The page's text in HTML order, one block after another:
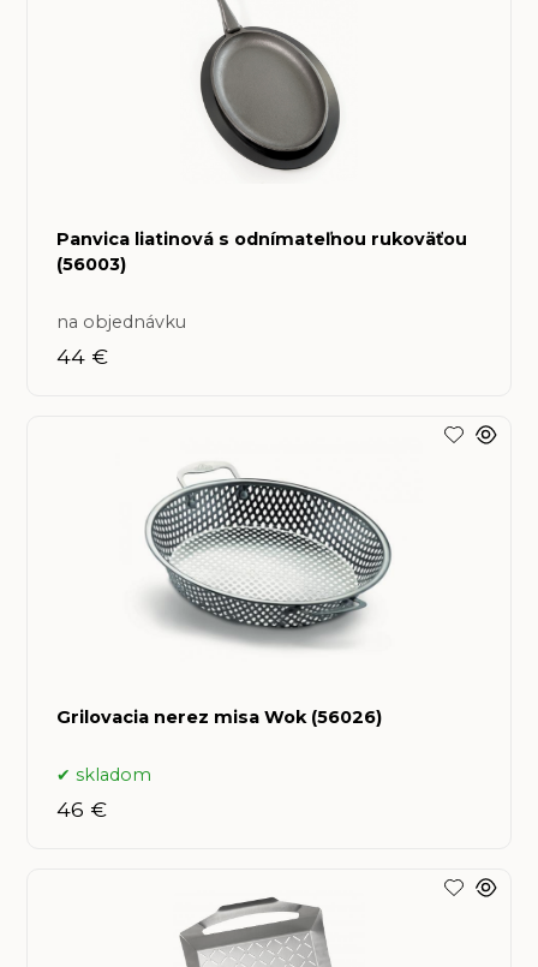
Panvica liatinová s odnímateľnou rukoväťou
(56003)
na objednávku
44 €
Grilovacia nerez misa Wok (56026)
skladom
46 €